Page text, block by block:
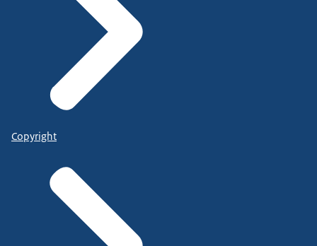
Copyright